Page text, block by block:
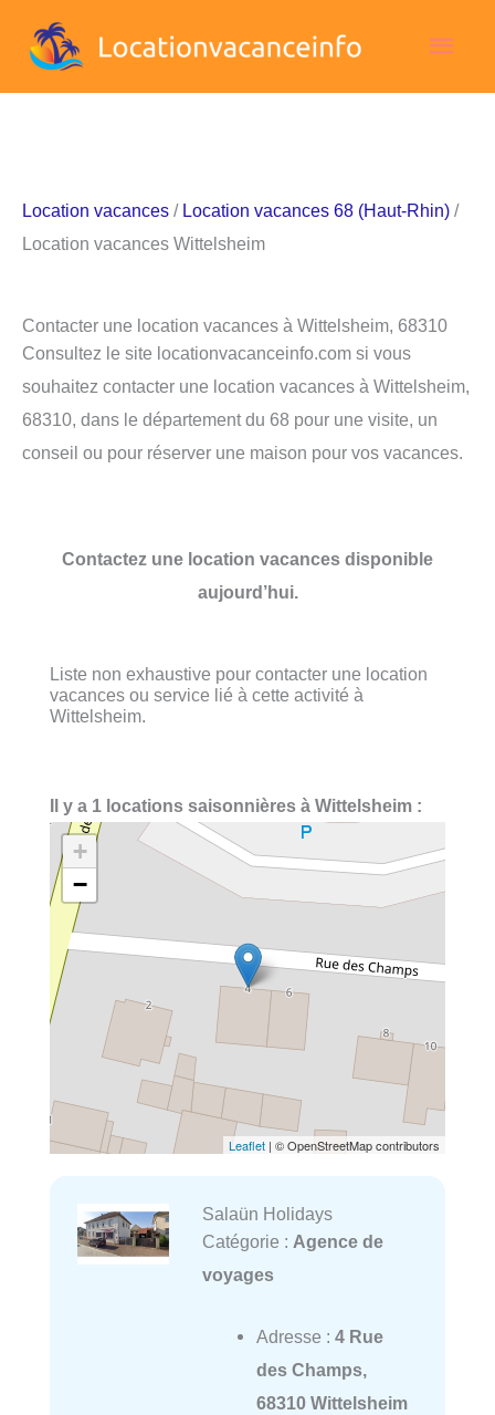
Location vacances / Location vacances 68 (Haut-Rhin) /
Location vacances Wittelsheim
Contacter une location vacances à Wittelsheim, 68310
Consultez le site locationvacanceinfo.com si vous
souhaitez contacter une location vacances à Wittelsheim,
68310, dans le département du 68 pour une visite, un
conseil ou pour réserver une maison pour vos vacances.
Contactez une location vacances disponible
aujourd’hui.
Liste non exhaustive pour contacter une location
vacances ou service lié à cette activité à
Wittelsheim.
Il y a 1 locations saisonnières à Wittelsheim :
+
−
Leaflet | © OpenStreetMap contributors
Salaün Holidays
Catégorie : Agence de
voyages
Adresse : 4 Rue
des Champs,
68310 Wittelsheim